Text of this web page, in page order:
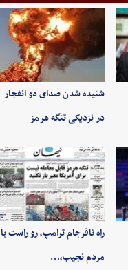
شنیده شدن صدای دو انفجار
در نزدیکی تنگه هرمز
راه نافرجام ترامپ، رو راست با
مردم نجیب،…